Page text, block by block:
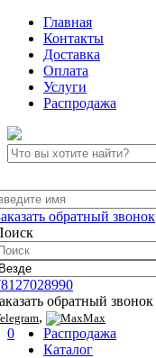
Главная
Контакты
Доставка
Оплата
Услуги
Распродажа
обратный звонок
обратный звонок
, Max
0
Распродажа
Каталог